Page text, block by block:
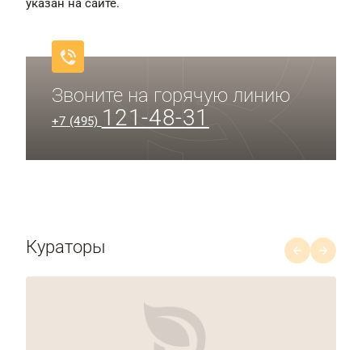
указан на сайте.
Звоните на горячую линию
+7 (495) 121-48-31
Кураторы